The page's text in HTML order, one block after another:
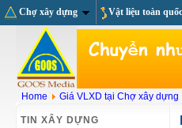
Chợ xây dựng Vật liệu toàn quốc
Home Giá VLXD tại Chợ xây dựng
TIN XÂY DỰNG